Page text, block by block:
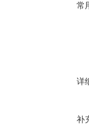
常
详
补